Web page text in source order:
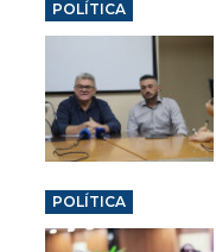
POLÍTICA
POLÍTICA